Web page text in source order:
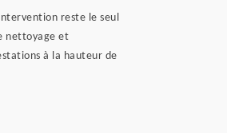
reste le seul
nettoyage et
à la hauteur de